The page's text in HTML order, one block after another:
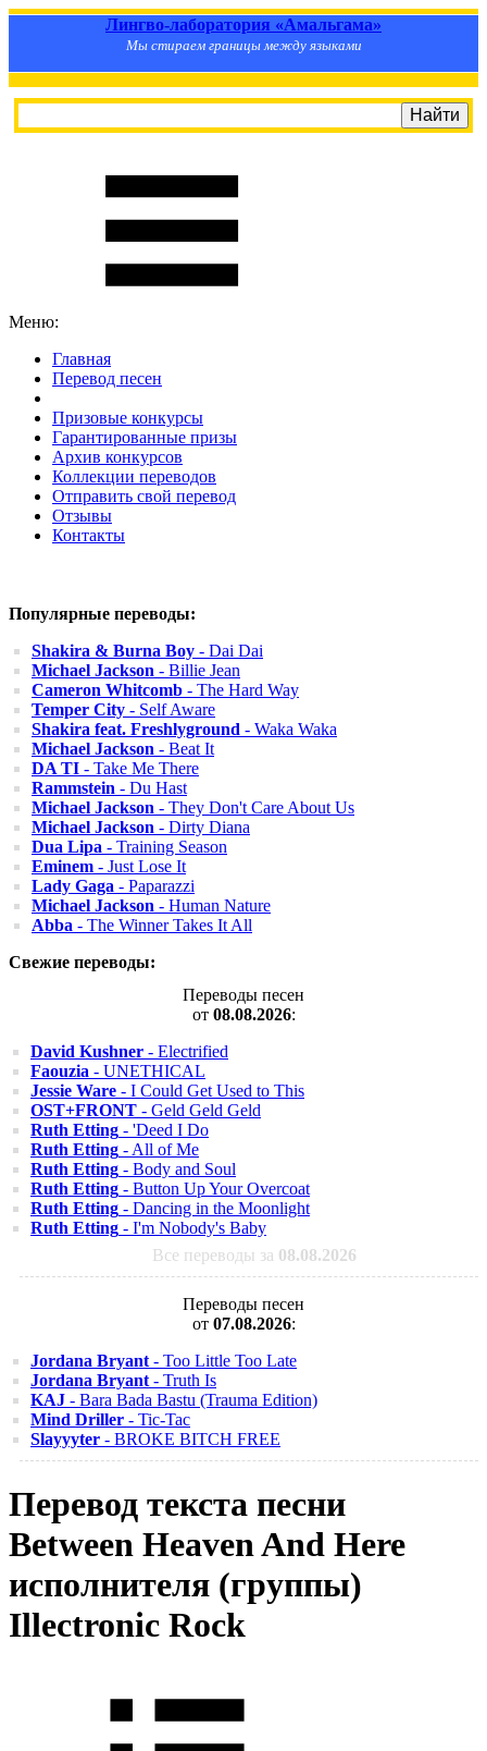
Лингво-лаборатория «Амальгама»
Мы стираем границы между языками
Меню:
Главная
Перевод песен
Призовые конкурсы
Гарантированные призы
Архив конкурсов
Коллекции переводов
Отправить свой перевод
Отзывы
Контакты
Популярные переводы:
Shakira & Burna Boy - Dai Dai
Michael Jackson - Billie Jean
Cameron Whitcomb - The Hard Way
Temper City - Self Aware
Shakira feat. Freshlyground - Waka Waka
Michael Jackson - Beat It
DA TI - Take Me There
Rammstein - Du Hast
Michael Jackson - They Don't Care About Us
Michael Jackson - Dirty Diana
Dua Lipa - Training Season
Eminem - Just Lose It
Lady Gaga - Paparazzi
Michael Jackson - Human Nature
Abba - The Winner Takes It All
Свежие переводы:
Переводы песен
от 08.08.2026:
David Kushner - Electrified
Faouzia - UNETHICAL
Jessie Ware - I Could Get Used to This
OST+FRONT - Geld Geld Geld
Ruth Etting - 'Deed I Do
Ruth Etting - All of Me
Ruth Etting - Body and Soul
Ruth Etting - Button Up Your Overcoat
Ruth Etting - Dancing in the Moonlight
Ruth Etting - I'm Nobody's Baby
Все переводы за 08.08.2026
Переводы песен
от 07.08.2026:
Jordana Bryant - Too Little Too Late
Jordana Bryant - Truth Is
KAJ - Bara Bada Bastu (Trauma Edition)
Mind Driller - Tic-Tac
Slayyyter - BROKE BITCH FREE
Перевод текста песни
Between Heaven And Here
исполнителя (группы)
Illectronic Rock